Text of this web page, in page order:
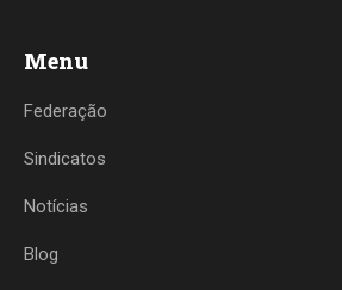
Menu
Federação
Sindicatos
Notícias
Blog